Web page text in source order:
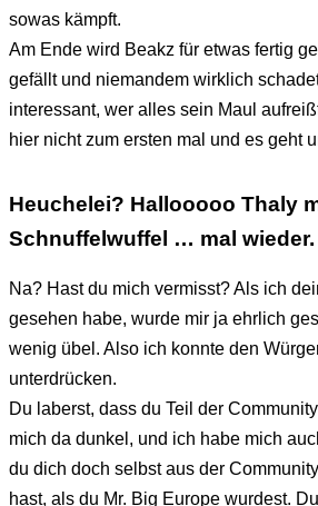
sowas kämpft.
Am Ende wird Beakz für etwas fertig
gefällt und niemandem wirklich
interessant, wer alles sein Maul
hier nicht zum ersten mal und es geht
Heuchelei? Hallooooo Thaly
Schnuffelwuffel … mal wieder.
Na? Hast du mich vermisst? Als ich
gesehen habe, wurde mir ja ehrlich
wenig übel. Also ich konnte den
unterdrücken.
Du laberst, dass du Teil der
mich da dunkel, und ich habe mich
du dich doch selbst aus der
hast, als du Mr. Big Europe wurdest.